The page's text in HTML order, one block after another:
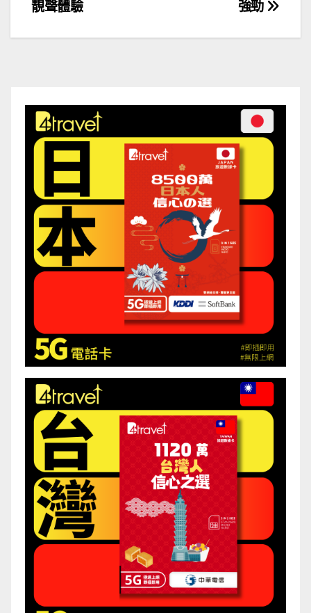
導
強勁
靚聲體驗